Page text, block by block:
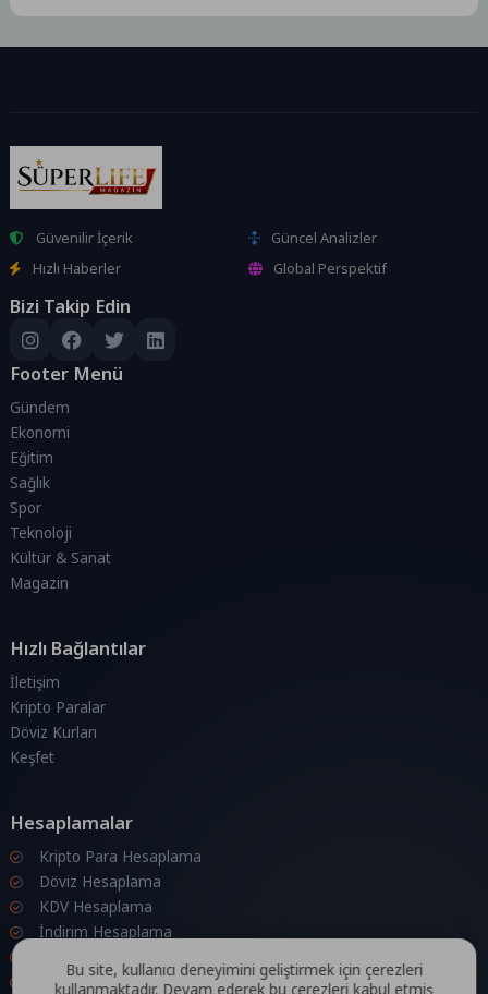
1.200’den fazla tedarikçisiyle
Güvenilir İçerik
Güncel Analizler
Hızlı Haberler
Global Perspektif
Bizi Takip Edin
Footer Menü
Gündem
Ekonomi
Eğitim
Sağlık
Spor
Teknoloji
Kültür & Sanat
Magazin
Hızlı Bağlantılar
İletişim
Kripto Paralar
Döviz Kurları
Keşfet
Hesaplamalar
Kripto Para Hesaplama
Döviz Hesaplama
KDV Hesaplama
İndirim Hesaplama
Bileşik Hesaplama
Bu site, kullanıcı deneyimini geliştirmek için çerezleri
kullanmaktadır. Devam ederek bu çerezleri kabul etmiş